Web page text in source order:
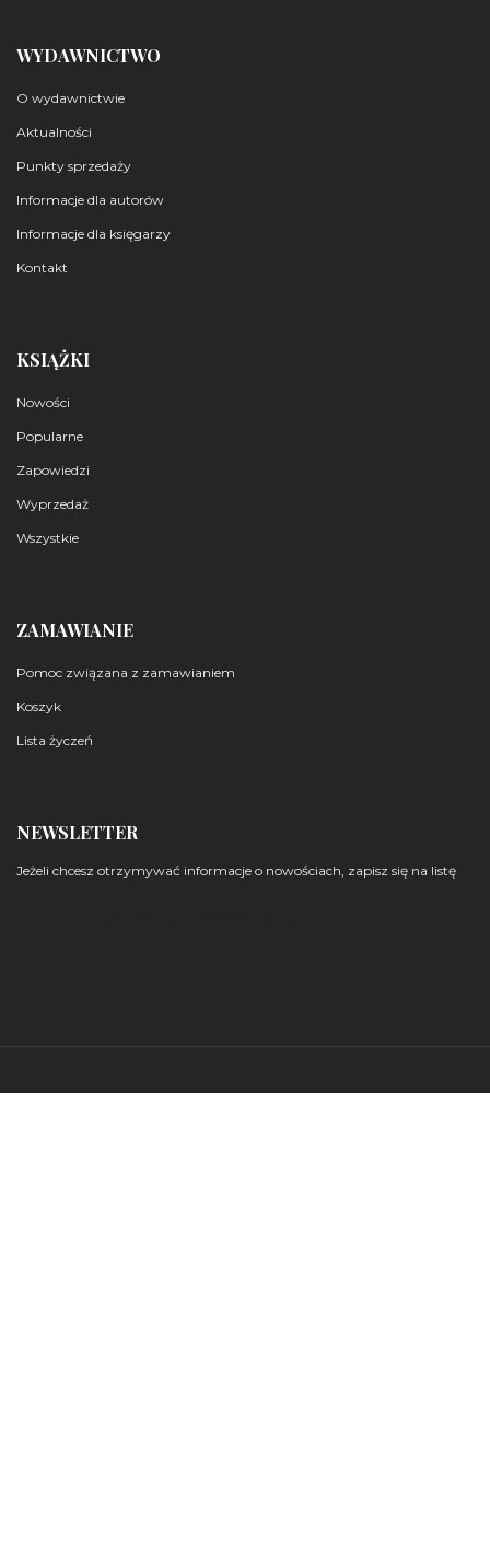
WYDAWNICTWO
O wydawnictwie
Aktualności
Punkty sprzedaży
Informacje dla autorów
Informacje dla księgarzy
Kontakt
KSIĄŻKI
Nowości
Popularne
Zapowiedzi
Wyprzedaż
Wszystkie
ZAMAWIANIE
Pomoc związana z zamawianiem
Koszyk
Lista życzeń
NEWSLETTER
Jeżeli chcesz otrzymywać informacje o nowościach, zapisz się na listę